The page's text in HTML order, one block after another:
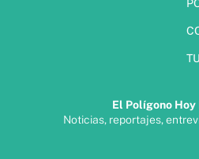
El Polígono
Noticias, reportajes,